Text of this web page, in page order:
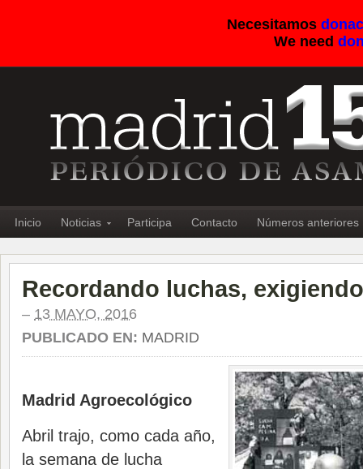
Necesitamos
We need
Inicio Noticias Participa Contacto Números anteriores
Recordando luchas,
– 13 MAYO, 2016
PUBLICADO EN: MADRID
Madrid Agroecológico
Abril trajo, como cada año,
la semana de lucha